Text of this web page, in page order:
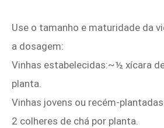
Use o tamanho e maturidade da
a dosagem:
Vinhas estabelecidas:~½ xícara
planta.
Vinhas jovens ou recém-
2 colheres de chá por planta.